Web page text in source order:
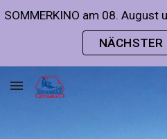
NÄCHSTER